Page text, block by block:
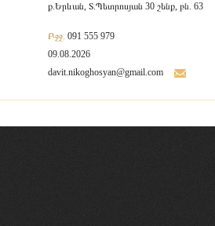
ք.Երևան, Տ.Պետրոսյան 30 շենք, բն. 63
Բջջ. 091 555 979
09.08.2026
davit.nikoghosyan@gmail.com